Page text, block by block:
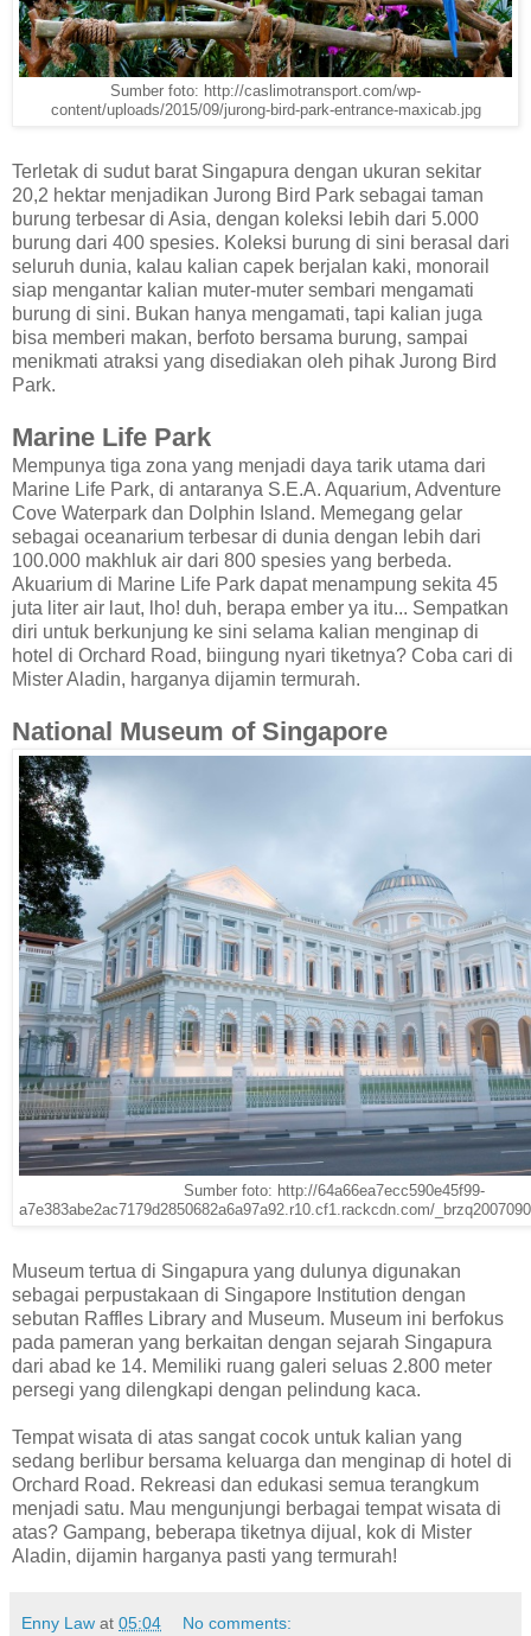
Sumber foto: http://caslimotransport.com/wp-
content/uploads/2015/09/jurong-bird-park-entrance-maxicab.jpg
Terletak di sudut barat Singapura dengan ukuran sekitar
20,2 hektar menjadikan Jurong Bird Park sebagai taman
burung terbesar di Asia, dengan koleksi lebih dari 5.000
burung dari 400 spesies. Koleksi burung di sini berasal dari
seluruh dunia, kalau kalian capek berjalan kaki, monorail
siap mengantar kalian muter-muter sembari mengamati
burung di sini. Bukan hanya mengamati, tapi kalian juga
bisa memberi makan, berfoto bersama burung, sampai
menikmati atraksi yang disediakan oleh pihak Jurong Bird
Park.
Marine Life Park
Mempunya tiga zona yang menjadi daya tarik utama dari
Marine Life Park, di antaranya S.E.A. Aquarium, Adventure
Cove Waterpark dan Dolphin Island. Memegang gelar
sebagai oceanarium terbesar di dunia dengan lebih dari
100.000 makhluk air dari 800 spesies yang berbeda.
Akuarium di Marine Life Park dapat menampung sekita 45
juta liter air laut, lho! duh, berapa ember ya itu... Sempatkan
diri untuk berkunjung ke sini selama kalian menginap di
hotel di Orchard Road, biingung nyari tiketnya? Coba cari di
Mister Aladin, harganya dijamin termurah.
National Museum of Singapore
Sumber foto: http://64a66ea7ecc590e45f99-
a7e383abe2ac7179d2850682a6a97a92.r10.cf1.rackcdn.com/
Museum tertua di Singapura yang dulunya digunakan
sebagai perpustakaan di Singapore Institution dengan
sebutan Raffles Library and Museum. Museum ini berfokus
pada pameran yang berkaitan dengan sejarah Singapura
dari abad ke 14. Memiliki ruang galeri seluas 2.800 meter
persegi yang dilengkapi dengan pelindung kaca.
Tempat wisata di atas sangat cocok untuk kalian yang
sedang berlibur bersama keluarga dan menginap di hotel di
Orchard Road. Rekreasi dan edukasi semua terangkum
menjadi satu. Mau mengunjungi berbagai tempat wisata di
atas? Gampang, beberapa tiketnya dijual, kok di Mister
Aladin, dijamin harganya pasti yang termurah!
Enny Law at 05:04 No comments: